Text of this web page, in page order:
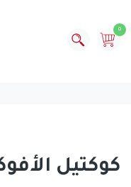
0
كوكتيل